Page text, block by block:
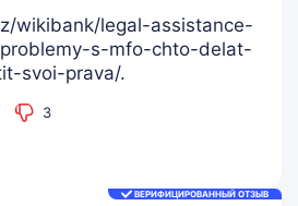
wikibank/legal-assistance-
s-mfo-chto-delat-
svoi-prava/.
3
ВЕРИФИЦИРОВАННЫЙ ОТЗЫВ